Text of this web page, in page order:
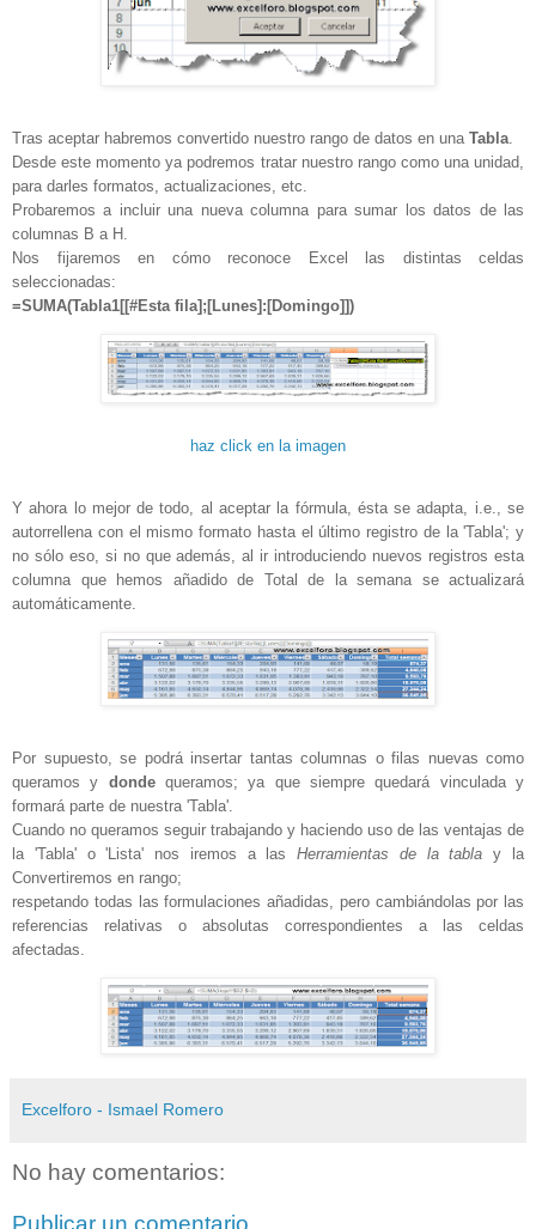
Tras aceptar habremos convertido nuestro rango de datos en una Tabla.
Desde este momento ya podremos tratar nuestro rango como una unidad,
para darles formatos, actualizaciones, etc.
Probaremos a incluir una nueva columna para sumar los datos de las
columnas B a H.
Nos fijaremos en cómo reconoce Excel las distintas celdas
seleccionadas:
=SUMA(Tabla1[[#Esta fila];[Lunes]:[Domingo]])
haz click en la imagen
Y ahora lo mejor de todo, al aceptar la fórmula, ésta se adapta, i.e., se
autorrellena con el mismo formato hasta el último registro de la 'Tabla'; y
no sólo eso, si no que además, al ir introduciendo nuevos registros esta
columna que hemos añadido de Total de la semana se actualizará
automáticamente.
Por supuesto, se podrá insertar tantas columnas o filas nuevas como
queramos y dondequeramos; ya que siempre quedará vinculada y
formará parte de nuestra 'Tabla'.
Cuando no queramos seguir trabajando y haciendo uso de las ventajas de
la 'Tabla' o 'Lista' nos iremos a lasHerramientas de la tabla y la
Convertiremos en rango;
respetando todas las formulaciones añadidas, pero cambiándolas por las
referencias relativas o absolutas correspondientes a las celdas
afectadas.
Excelforo - Ismael Romero
No hay comentarios:
Publicar un comentario